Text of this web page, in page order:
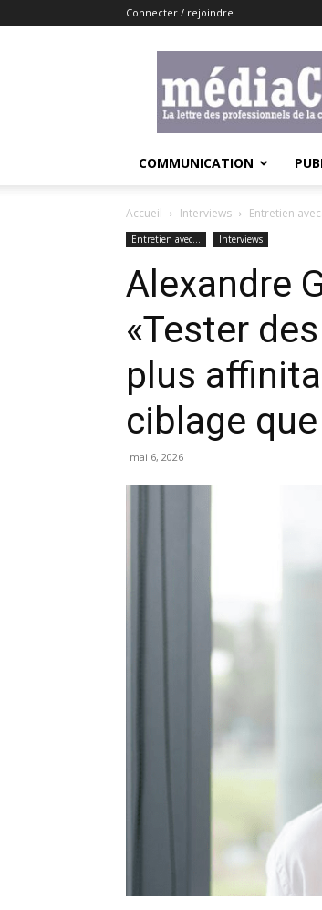
Connecter / rejoindre
COMMUNICATION
Accueil Interviews Entretien
Entretien avec... Interviews
Alexandre
«Tester
plus
ciblage
mai 6, 2026